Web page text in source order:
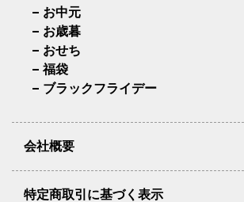
お中元
お歳暮
おせち
福袋
ブラックフライデー
会社概要
特定商取引に基づく表示